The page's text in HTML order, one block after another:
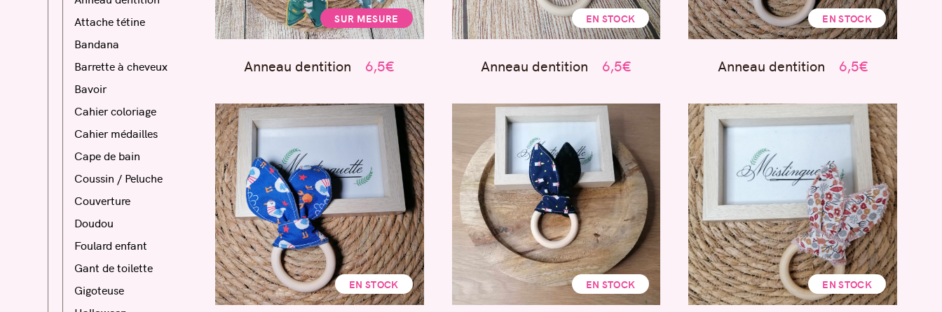
Attache tétine
Bandana
Barrette à cheveux
Bavoir
Cahier coloriage
Cahier médailles
Cape de bain
Coussin / Peluche
Couverture
Doudou
Foulard enfant
Gant de toilette
Gigoteuse
SUR MESURE
Anneau dentition 6,5€
EN STOCK
Anneau dentition 6,5€
EN STOCK
Anneau dentition 6,5€
EN STOCK EN STOCK EN STOCK